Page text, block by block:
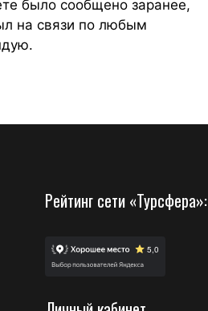
было сообщено заранее,
на связи по любым
Рейтинг сети «Турсфера»: